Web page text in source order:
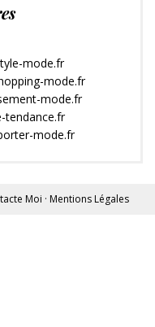
mode.fr
mode.fr
mode.fr
mode.fr
Moi · Mentions Légales